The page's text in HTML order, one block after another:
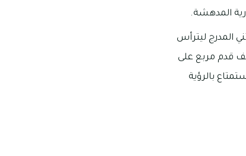
المدهشة.
المدرج ليترأس
قدم مربع على
بالرؤية